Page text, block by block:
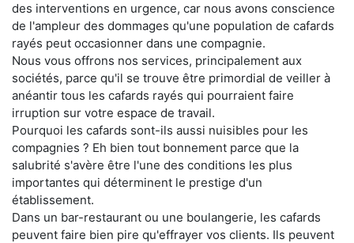
des interventions en urgence, car nous avons conscience
de l'ampleur des dommages qu'une population de cafards
rayés peut occasionner dans une compagnie.
Nous vous offrons nos services, principalement aux
sociétés, parce qu'il se trouve être primordial de veiller à
anéantir tous les cafards rayés qui pourraient faire
irruption sur votre espace de travail.
Pourquoi les cafards sont-ils aussi nuisibles pour les
compagnies ? Eh bien tout bonnement parce que la
salubrité s'avère être l'une des conditions les plus
importantes qui déterminent le prestige d'un
établissement.
Dans un bar-restaurant ou une boulangerie, les cafards
peuvent faire bien pire qu'effrayer vos clients. Ils peuvent